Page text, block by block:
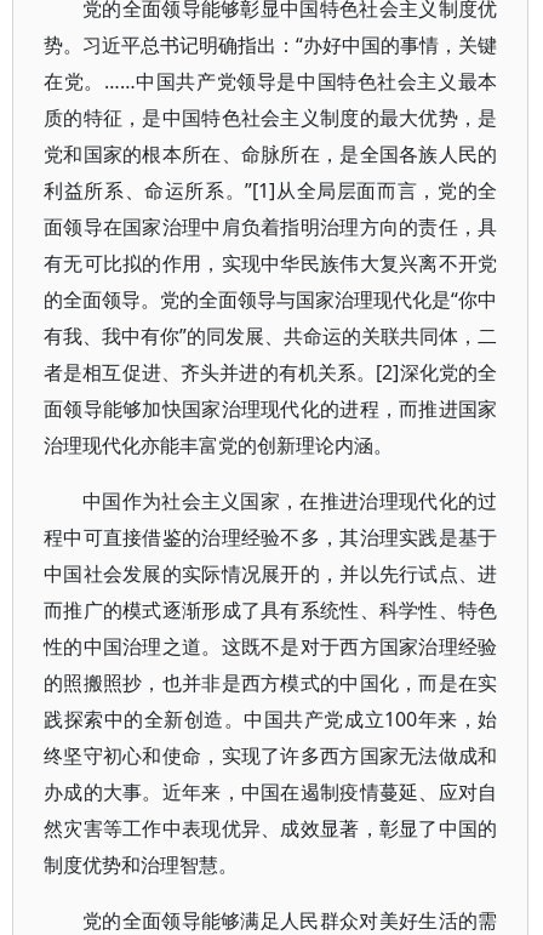
党的全面领导能够彰显中国特色社会主义制度优
势。习近平总书记明确指出：“办好中国的事情，关键
在党。……中国共产党领导是中国特色社会主义最本
质的特征，是中国特色社会主义制度的最大优势，是
党和国家的根本所在、命脉所在，是全国各族人民的
利益所系、命运所系。”[1]从全局层面而言，党的全
面领导在国家治理中肩负着指明治理方向的责任，具
有无可比拟的作用，实现中华民族伟大复兴离不开党
的全面领导。党的全面领导与国家治理现代化是“你中
有我、我中有你”的同发展、共命运的关联共同体，二
者是相互促进、齐头并进的有机关系。[2]深化党的全
面领导能够加快国家治理现代化的进程，而推进国家
治理现代化亦能丰富党的创新理论内涵。
中国作为社会主义国家，在推进治理现代化的过
程中可直接借鉴的治理经验不多，其治理实践是基于
中国社会发展的实际情况展开的，并以先行试点、进
而推广的模式逐渐形成了具有系统性、科学性、特色
性的中国治理之道。这既不是对于西方国家治理经验
的照搬照抄，也并非是西方模式的中国化，而是在实
践探索中的全新创造。中国共产党成立100年来，始
终坚守初心和使命，实现了许多西方国家无法做成和
办成的大事。近年来，中国在遏制疫情蔓延、应对自
然灾害等工作中表现优异、成效显著，彰显了中国的
制度优势和治理智慧。
党的全面领导能够满足人民群众对美好生活的需